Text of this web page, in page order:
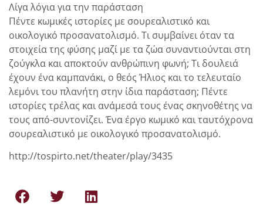
Λίγα λόγια για την παράσταση
Πέντε κωμικές ιστορίες με σουρεαλιστικό και
οικολογικό προσανατολισμό. Τι συμβαίνει όταν τα
στοιχεία της φύσης μαζί με τα ζώα συναντιούνται στη
ζούγκλα και αποκτούν ανθρώπινη φωνή; Τι δουλειά
έχουν ένα καμπανάκι, ο θεός Ήλιος και το τελευταίο
λεμόνι του πλανήτη στην ίδια παράσταση; Πέντε
ιστορίες τρέλας και ανάμεσά τους ένας σκηνοθέτης να
τους από-συντονίζει. Ένα έργο κωμικό και ταυτόχρονα
σουρεαλιστικό με οικολογικό προσανατολισμό.
http://tospirto.net/theater/play/3435